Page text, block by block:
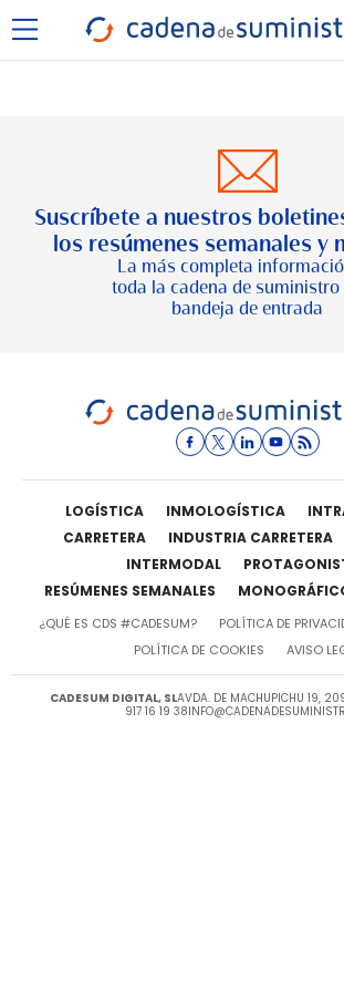
Suscríbete a nuestros
los resúmenes semanales y
La más completa
toda la cadena de suministro
bandeja de entrada
LOGÍSTICA INMOLOGÍSTICA
CARRETERA
INDUSTRIA CARRETERA
INTERMODAL
RESÚMENES SEMANALES
¿QUÉ ES CDS #CADESUM? POLÍTICA DE
POLÍTICA DE COOKIES
AVISO
CADESUM DIGITAL, SLAVDA. DE MACHUPICHU 19,
917 16 19 38